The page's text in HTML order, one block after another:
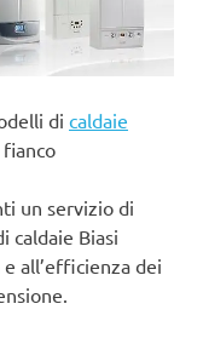
di caldaie
un servizio di
caldaie Biasi
all’efficienza dei